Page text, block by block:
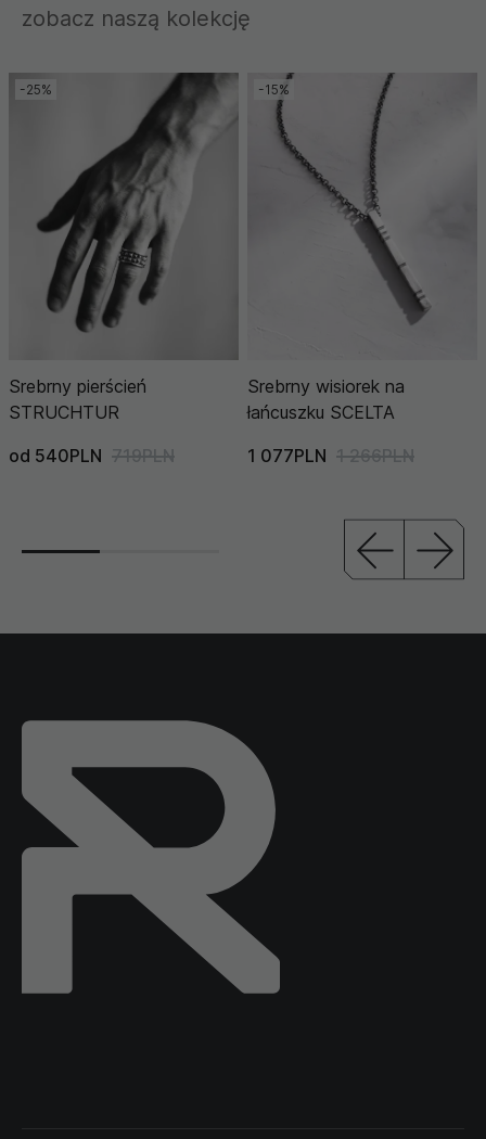
zobacz naszą kolekcję
-25%
Srebrny pierścień
STRUCHTUR
od 540PLN 719PLN
-15%
Srebrny wisiorek na
łańcuszku SCELTA
1 077PLN 1 266PLN